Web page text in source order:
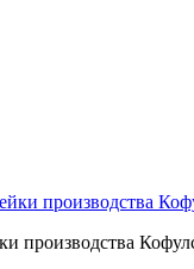
производства